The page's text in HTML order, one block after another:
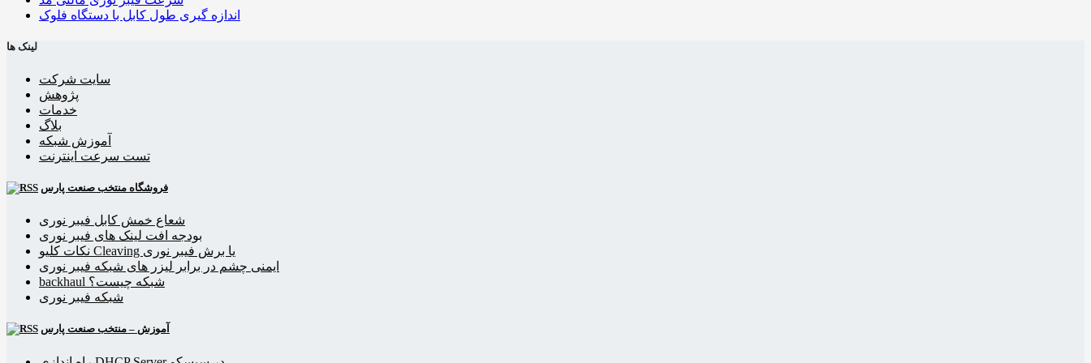
اندازه گیری طول کابل با دستگاه فلوک
لینک ها
سایت شرکت
پژوهش
خدمات
بلاگ
آموزش شبکه
تست سرعت اینترنت
فروشگاه منتخب صنعت پارس
شعاع خمش کابل فیبر نوری
بودجه افت لینک های فیبر نوری
نکات کلیو Cleaving یا برش فیبر نوری
ایمنی چشم در برابر لیزر های شبکه فیبر نوری
backhaul شبکه چیست؟
شبکه فیبر نوری
آموزش – منتخب صنعت پارس